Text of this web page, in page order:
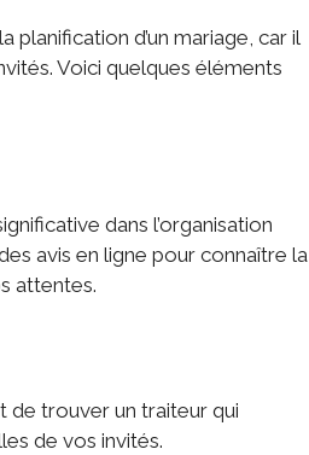
planification d’un mariage, car il
Voici quelques éléments
dans l’organisation
avis en ligne pour connaître la
attentes.
de trouver un traiteur qui
de vos invités.